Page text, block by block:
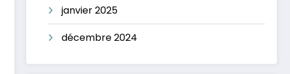
janvier 2025
décembre 2024